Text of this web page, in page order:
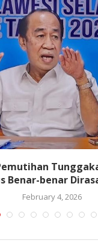
Benar-benar
February 4, 2026